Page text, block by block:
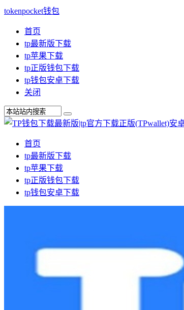
tokenpocket钱包
首页
tp最新版下载
tp苹果下载
tp正版钱包下载
tp钱包安卓下载
关闭
首页
tp最新版下载
tp苹果下载
tp正版钱包下载
tp钱包安卓下载